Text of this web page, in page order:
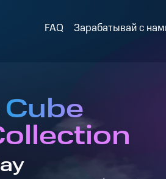
FAQ Зарабатывай с